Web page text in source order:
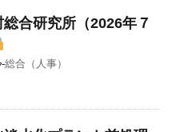
総合研究所（2026年７
-総合（人事）